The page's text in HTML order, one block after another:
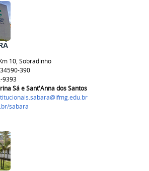
10, Sobradinho
390
9393
Sá e Sant'Anna dos Santos
sabara